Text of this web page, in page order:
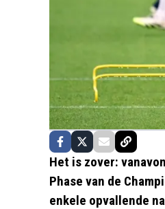
Het is zover:
Phase van de
enkele opvallende